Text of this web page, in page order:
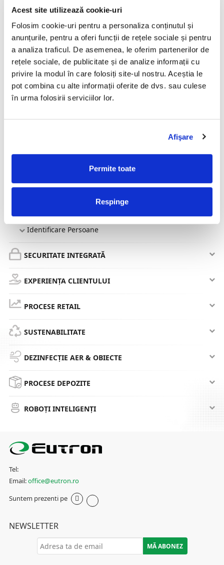
Acest site utilizează cookie-uri
Folosim cookie-uri pentru a personaliza conținutul și
anunțurile, pentru a oferi funcții de rețele sociale și pentru
a analiza traficul. De asemenea, le oferim partenerilor de
rețele sociale, de publicitate și de analize informații cu
privire la modul în care folosiți site-ul nostru. Aceștia le
pot combina cu alte informații oferite de dvs. sau culese
în urma folosirii serviciilor lor.
Afişare
Permite toate
Respinge
PROCESE NUMERAR
IDENTIFICARE AUTOMATĂ PRODUSE,
DOCUMENTE IDENTIFICARE & PERSOANE
Identificare Produse
Imprimante Etichete
Terminale Wearable SmartGlove TIM
Scanare Acte Identitate & Documente
Identificare Persoane
SECURITATE INTEGRATĂ
EXPERIENȚA CLIENTULUI
PROCESE RETAIL
SUSTENABILITATE
DEZINFECȚIE AER & OBIECTE
PROCESE DEPOZITE
ROBOȚI INTELIGENȚI
Tel:
Email:office@eutron.ro
Suntem prezenti pe
NEWSLETTER